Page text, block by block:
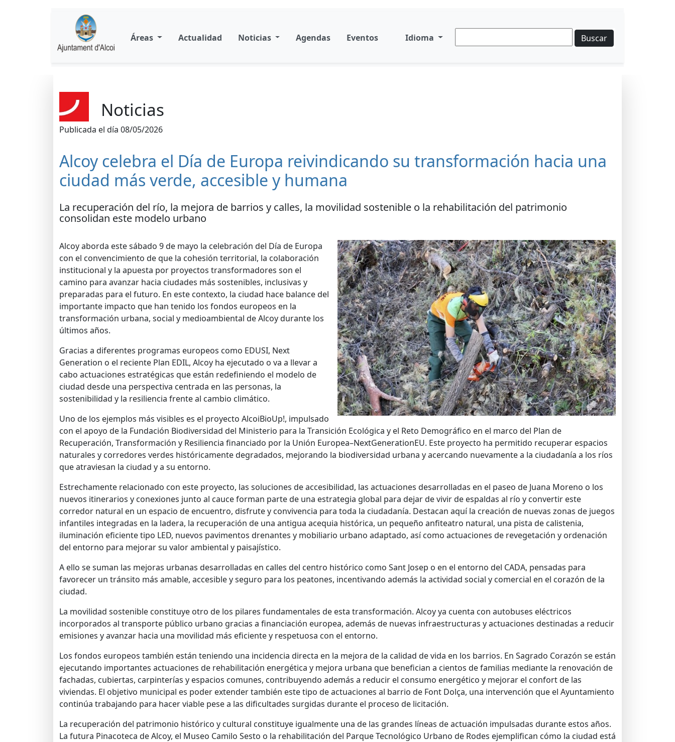
Áreas Actualidad Noticias Agendas Eventos Idioma Buscar
Noticias
Publicada el día 08/05/2026
Alcoy celebra el Día de Europa reivindicando su transformación hacia una
ciudad más verde, accesible y humana
La recuperación del río, la mejora de barrios y calles, la movilidad sostenible o la rehabilitación del patrimonio
consolidan este modelo urbano
Alcoy aborda este sábado 9 de mayo la celebración del Día de Europa
con el convencimiento de que la cohesión territorial, la colaboración
institucional y la apuesta por proyectos transformadores son el
camino para avanzar hacia ciudades más sostenibles, inclusivas y
preparadas para el futuro. En este contexto, la ciudad hace balance del
importante impacto que han tenido los fondos europeos en la
transformación urbana, social y medioambiental de Alcoy durante los
últimos años.
Gracias a diferentes programas europeos como EDUSI, Next
Generation o el reciente Plan EDIL, Alcoy ha ejecutado o va a llevar a
cabo actuaciones estratégicas que están redefiniendo el modelo de
ciudad desde una perspectiva centrada en las personas, la
sostenibilidad y la resiliencia frente al cambio climático.
Uno de los ejemplos más visibles es el proyecto AlcoiBioUp!, impulsado
con el apoyo de la Fundación Biodiversidad del Ministerio para la Transición Ecológica y el Reto Demográfico en el marco del Plan de
Recuperación, Transformación y Resiliencia financiado por la Unión Europea–NextGenerationEU. Este proyecto ha permitido recuperar espacios
naturales y corredores verdes históricamente degradados, mejorando la biodiversidad urbana y acercando nuevamente a la ciudadanía a los ríos
que atraviesan la ciudad y a su entorno.
Estrechamente relacionado con este proyecto, las soluciones de accesibilidad, las actuaciones desarrolladas en el paseo de Juana Moreno o los
nuevos itinerarios y conexiones junto al cauce forman parte de una estrategia global para dejar de vivir de espaldas al río y convertir este
corredor natural en un espacio de encuentro, disfrute y convivencia para toda la ciudadanía. Destacan aquí la creación de nuevas zonas de juegos
infantiles integradas en la ladera, la recuperación de una antigua acequia histórica, un pequeño anfiteatro natural, una pista de calistenia,
iluminación eficiente tipo LED, nuevos pavimentos drenantes y mobiliario urbano adaptado, así como actuaciones de revegetación y ordenación
del entorno para mejorar su valor ambiental y paisajístico.
A ello se suman las mejoras urbanas desarrolladas en calles del centro histórico como Sant Josep o en el entorno del CADA, pensadas para
favorecer un tránsito más amable, accesible y seguro para los peatones, incentivando además la actividad social y comercial en el corazón de la
ciudad.
La movilidad sostenible constituye otro de los pilares fundamentales de esta transformación. Alcoy ya cuenta con autobuses eléctricos
incorporados al transporte público urbano gracias a financiación europea, además de nuevas infraestructuras y actuaciones destinadas a reducir
emisiones y avanzar hacia una movilidad más eficiente y respetuosa con el entorno.
Los fondos europeos también están teniendo una incidencia directa en la mejora de la calidad de vida en los barrios. En Sagrado Corazón se están
ejecutando importantes actuaciones de rehabilitación energética y mejora urbana que benefician a cientos de familias mediante la renovación de
fachadas, cubiertas, carpinterías y espacios comunes, contribuyendo además a reducir el consumo energético y mejorar el confort de las
viviendas. El objetivo municipal es poder extender también este tipo de actuaciones al barrio de Font Dolça, una intervención que el Ayuntamiento
continúa trabajando para hacer viable pese a las dificultades surgidas durante el proceso de licitación.
La recuperación del patrimonio histórico y cultural constituye igualmente una de las grandes líneas de actuación impulsadas durante estos años.
La futura Pinacoteca de Alcoy, el Museo Camilo Sesto o la rehabilitación del Parque Tecnológico Urbano de Rodes ejemplifican cómo la ciudad está